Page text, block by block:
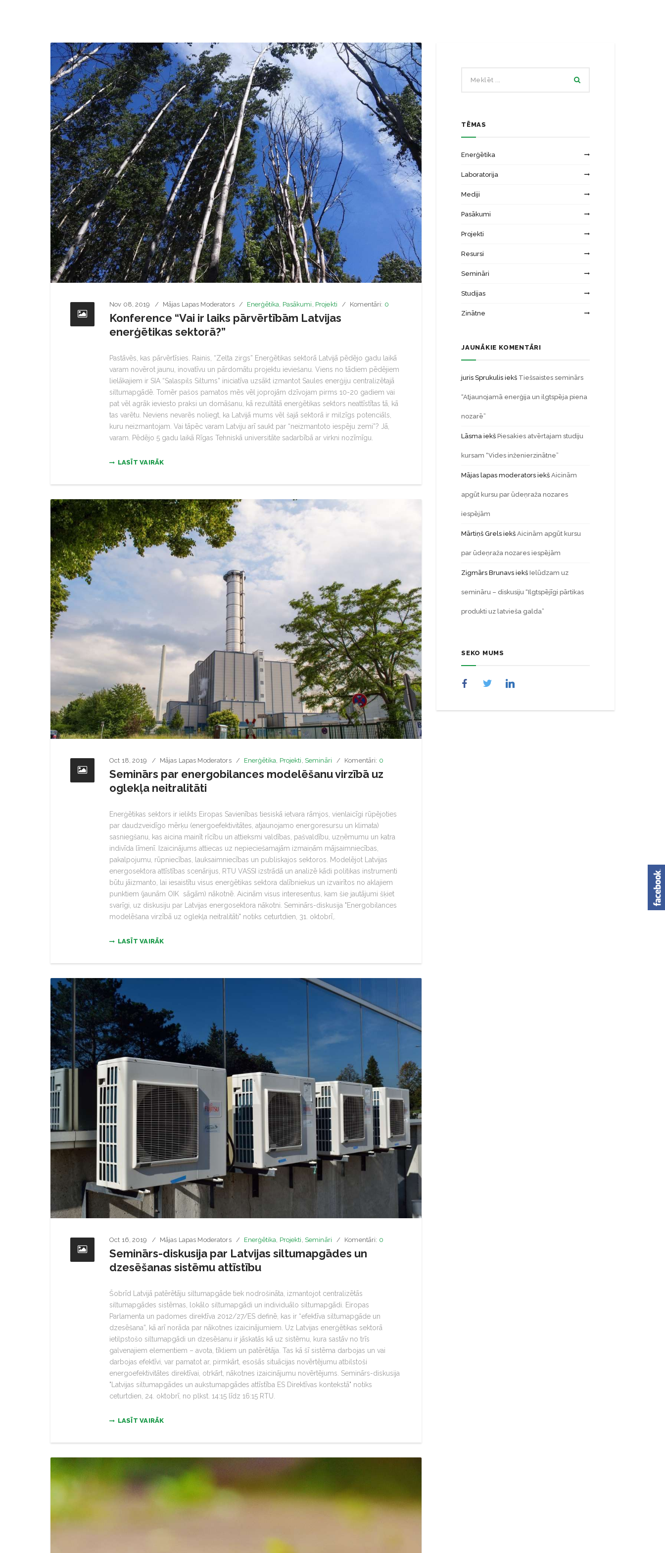
Nov 08, 2019 Mājas Lapas Moderators Enerģētika Pasākumi Projekti Komentāri: 0
Konference “Vai ir laiks pārvērtībām Latvijas
enerģētikas sektorā?”
Pastāvēs, kas pārvērtīsies. Rainis, “Zelta zirgs” Enerģētikas sektorā Latvijā pēdējo gadu laikā
varam novērot jaunu, inovatīvu un pārdomātu projektu ieviešanu. Viens no tādiem pēdējiem
lielākajiem ir SIA “Salaspils Siltums” iniciatīva uzsākt izmantot Saules enerģiju centralizētajā
siltumapgādē. Tomēr pašos pamatos mēs vēl joprojām dzīvojam pirms 10-20 gadiem vai
pat vēl agrāk ieviesto praksi un domāšanu, kā rezultātā enerģētikas sektors neattīstītas tā, kā
tas varētu. Neviens nevarēs noliegt, ka Latvijā mums vēl šajā sektorā ir milzīgs potenciāls,
kuru neizmantojam. Vai tāpēc varam Latviju arī saukt par “neizmantoto iespēju zemi”? Jā,
varam. Pēdējo 5 gadu laikā Rīgas Tehniskā universitāte sadarbībā ar virkni nozīmīgu.
LASĪT VAIRĀK
Oct 18, 2019 Mājas Lapas Moderators Enerģētika, Projekti , Semināri Komentāri: 0
Seminārs par energobilances modelēšanu virzībā uz
oglekļa neitralitāti
Enerģētikas sektors ir ielikts Eiropas Savienības tiesiskā ietvara rāmjos, vienlaicīgi rūpējoties
par daudzveidīgo mērķu (energoefektivitātes, atjaunojamo energoresursu un klimata)
sasniegšanu, kas aicina mainīt rīcību un attieksmi valdības, pašvaldību, uzņēmumu un katra
indivīda līmenī. Izaicinājums attiecas uz nepieciešamajām izmaiņām mājsaimniecības,
pakalpojumu, rūpniecības, lauksaimniecības un publiskajos sektoros. Modelējot Latvijas
energosektora attīstības scenārijus, RTU VASSI izstrādā un analizē kādi politikas instrumenti
būtu jāizmanto, lai iesaistītu visus enerģētikas sektora dalībniekus un izvairītos no aklajiem
punktiem (jaunām OIK sāgām) nākotnē. Aicinām visus interesentus, kam šie jautājumi šķiet
svarīgi, uz diskusiju par Latvijas energosektora nākotni. Seminārs-diskusija "Energobilances
modelēšana virzībā uz oglekļa neitralitāti" notiks ceturtdien, 31. oktobrī,.
LASĪT VAIRĀK
Oct 16, 2019 Mājas Lapas Moderators Enerģētika Projekti Semināri Komentāri: 0
Seminārs-diskusija par Latvijas siltumapgādes un
dzesēšanas sistēmu attīstību
Šobrīd Latvijā patērētāju siltumapgāde tiek nodrošināta, izmantojot centralizētās
siltumapgādes sistēmas, lokālo siltumapgādi un individuālo siltumapgādi. Eiropas
Parlamenta un padomes direktīva 2012/27/ES definē, kas ir “efektīva siltumapgāde un
dzesēšana”, kā arī norāda par nākotnes izaicinājumiem. Uz Latvijas enerģētikas sektorā
ietilpstošo siltumapgādi un dzesēšanu ir jāskatās kā uz sistēmu, kura sastāv no trīs
galvenajiem elementiem – avota, tīkliem un patērētāja. Tas kā šī sistēma darbojas un vai
darbojas efektīvi, var pamatot ar, pirmkārt, esošās situācijas novērtējumu atbilstoši
energoefektivitātes direktīvai, otrkārt, nākotnes izaicinājumu novērtējums. Seminārs-diskusija
"Latvijas siltumapgādes un aukstumapgādes attīstība ES Direktīvas kontekstā" notiks
ceturtdien, 24. oktobrī, no plkst. 14:15 līdz 16:15 RTU.
LASĪT VAIRĀK
TĒMAS
Enerģētika
Laboratorija
Mediji
Pasākumi
Projekti
Resursi
Semināri
Studijas
Zinātne
JAUNĀKIE KOMENTĀRI
juris Sprukulis iekš Tiešsaistes seminārs
“Atjaunojamā enerģija un ilgtspēja piena
nozarē”
Lāsma iekš Piesakies atvērtajam studiju
kursam “Vides inženierzinātne”
Mājas lapas moderators iekš Aicinām
apgūt kursu par ūdeņraža nozares
iespējām
Mārtiņš Grels iekš Aicinām apgūt kursu
par ūdeņraža nozares iespējām
Zigmārs Brunavs iekš Ielūdzam uz
semināru – diskusiju “Ilgtspējīgi pārtikas
produkti uz latvieša galda”
SEKO MUMS